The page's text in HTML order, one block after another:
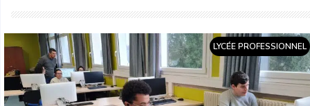
LYCÉE PROFESSIONNEL